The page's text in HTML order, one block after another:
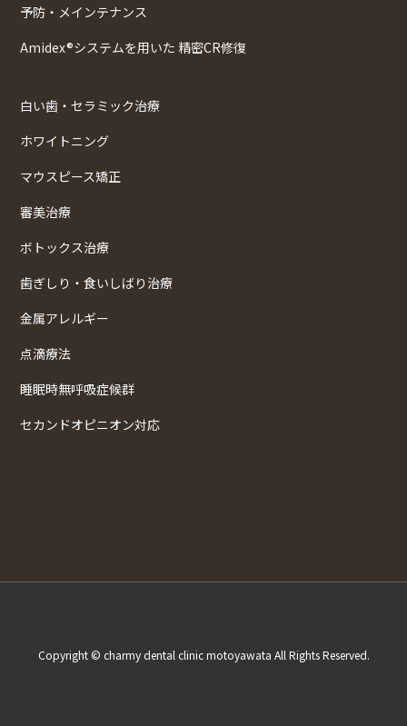
予防・メインテナンス
Amidex®システムを用いた 精密CR修復
白い歯・セラミック治療
ホワイトニング
マウスピース矯正
審美治療
ボトックス治療
歯ぎしり・食いしばり治療
金属アレルギー
点滴療法
睡眠時無呼吸症候群
セカンドオピニオン対応
Copyright © charmy dental clinic motoyawata All Rights Reserved.